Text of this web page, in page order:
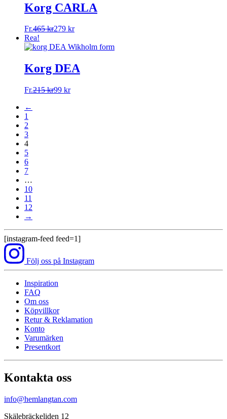
Korg CARLA
Fr.465kr279 kr
Rea!
Korg DEA
Fr.215kr99 kr
←
1
2
3
4
5
6
7
…
10
11
12
→
[instagram-feed feed=1]
Följ oss på Instagram
Inspiration
FAQ
Om oss
Köpvillkor
Retur & Reklamation
Konto
Varumärken
Presentkort
Kontakta oss
info@hemlangtan.com
Skälebräckeliden 12